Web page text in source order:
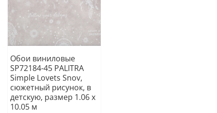
Обои виниловые
SP72184-45 PALITRA
Simple Lovets Snov,
сюжетный рисунок, в
детскую, размер 1.06 х
10.05 м